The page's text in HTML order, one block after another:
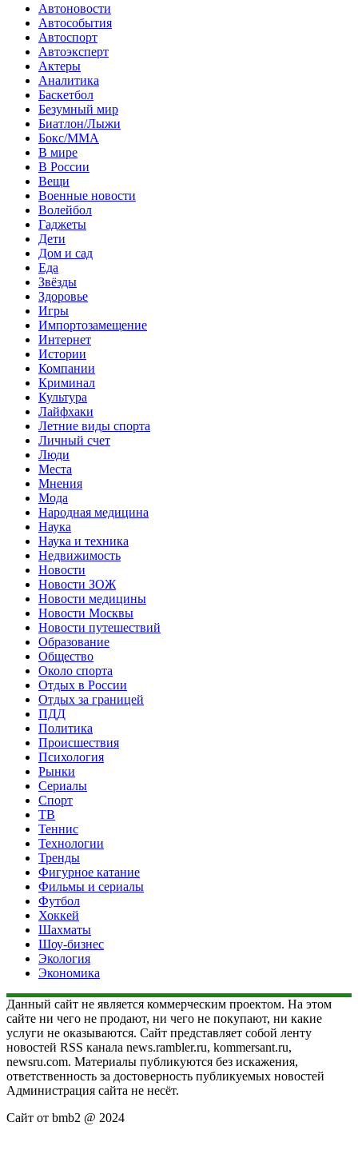
Автоновости
Автособытия
Автоспорт
Автоэксперт
Актеры
Аналитика
Баскетбол
Безумный мир
Биатлон/Лыжи
Бокс/MMA
В мире
В России
Вещи
Военные новости
Волейбол
Гаджеты
Дети
Дом и сад
Еда
Звёзды
Здоровье
Игры
Импортозамещение
Интернет
Истории
Компании
Криминал
Культура
Лайфхаки
Летние виды спорта
Личный счет
Люди
Места
Мнения
Мода
Народная медицина
Наука
Наука и техника
Недвижимость
Новости
Новости ЗОЖ
Новости медицины
Новости Москвы
Новости путешествий
Образование
Общество
Около спорта
Отдых в России
Отдых за границей
ПДД
Политика
Происшествия
Психология
Рынки
Сериалы
Спорт
ТВ
Теннис
Технологии
Тренды
Фигурное катание
Фильмы и сериалы
Футбол
Хоккей
Шахматы
Шоу-бизнес
Экология
Экономика
Данный сайт не является коммерческим проектом. На этом
сайте ни чего не продают, ни чего не покупают, ни какие
услуги не оказываются. Сайт представляет собой ленту
новостей RSS канала news.rambler.ru, kommersant.ru,
newsru.com. Материалы публикуются без искажения,
ответственность за достоверность публикуемых новостей
Администрация сайта не несёт.
Сайт от bmb2 @ 2024